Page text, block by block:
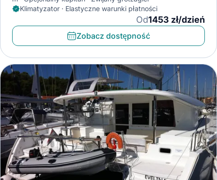
Klimatyzator · Elastyczne warunki płatności
Od1453 zł/dzień
Zobacz dostępność